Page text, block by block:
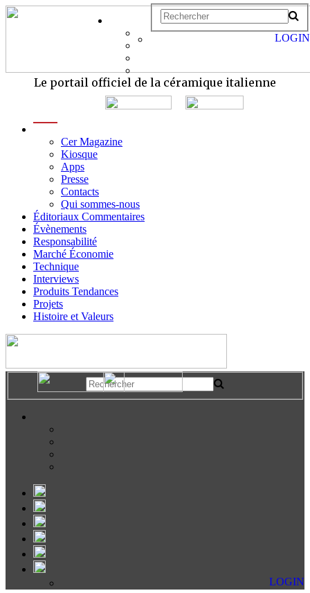
Le portail officiel de la céramique italienne
Cer Magazine
Kiosque
Apps
Presse
Contacts
Qui sommes-nous
Éditoriaux Commentaires
Évènements
Responsabilité
Marché Économie
Technique
Interviews
Produits Tendances
Projets
Histoire et Valeurs
LOGIN
LOGIN